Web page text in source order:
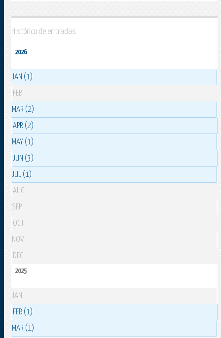
Histórico de entradas
2026
JAN (1)
FEB
MAR (2)
APR (2)
MAY (1)
JUN (3)
JUL (1)
AUG
SEP
OCT
NOV
DEC
2025
JAN
FEB (1)
MAR (1)